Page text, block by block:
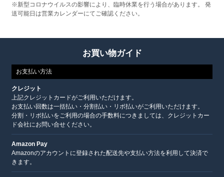
※新型コロナウイルスの影響により、臨時休業を行う場合があります。 発
送可能日は営業カレンダーにてご確認ください。
お買い物ガイド
お支払い方法
クレジット
上記クレジットカードがご利用いただけます。
お支払い回数は一括払い・分割払い・リボ払いがご利用いただけます。
分割・リボ払いをご利用の場合の手数料につきましては、クレジットカー
ド会社にお問い合せください。
Amazon Pay
Amazonのアカウントに登録された配送先や支払い方法を利用して決済で
きます。